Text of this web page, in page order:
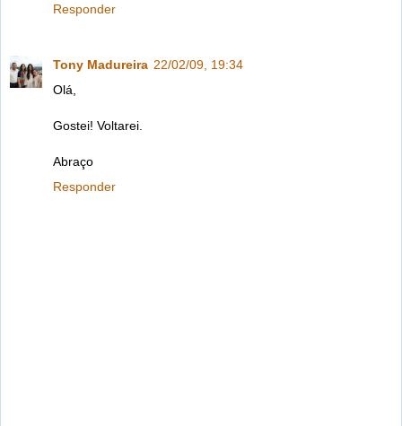
Responder
Tony Madureira 22/02/09, 19:34
Olá,
Gostei! Voltarei.
Abraço
Responder